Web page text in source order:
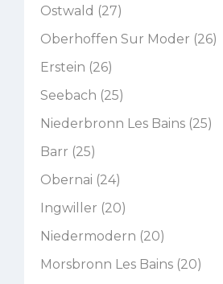
Ostwald (27)
Oberhoffen Sur Moder (26)
Erstein (26)
Seebach (25)
Niederbronn Les Bains (25)
Barr (25)
Obernai (24)
Ingwiller (20)
Niedermodern (20)
Morsbronn Les Bains (20)